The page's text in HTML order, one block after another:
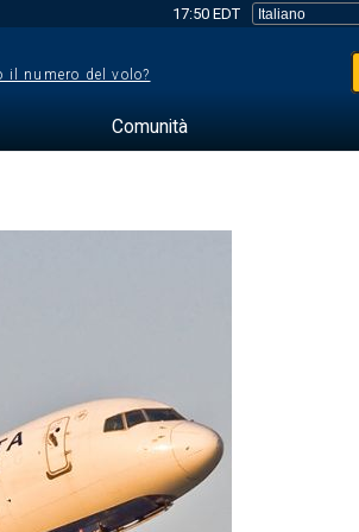
17:50 EDT
il numero del volo?
Comunità